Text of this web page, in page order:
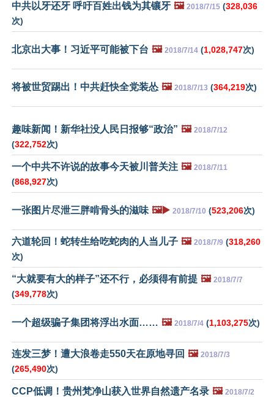
中共以牙还牙 呼吁百姓出钱为其镶牙 🖼️ 2018/7/15 (328,036
次)
北京出大事！习近平可能被下台 🖼️ 2018/7/14 (1,028,747次)
将被世贸踢出！中共赶快全党装怂 🖼️ 2018/7/13 (364,219次)
趣味新闻！新华社没人民日报够“政治” 🖼️ 2018/7/12
(322,752次)
一个中共不许说的故事今天被川普关注 🖼️ 2018/7/11
(868,927次)
一张图片尽泄三胖啃骨头的滋味 🖼️▶️ 2018/7/10 (523,206次)
六道轮回！蛇转生给吃蛇肉的人当儿子 🖼️ 2018/7/9 (318,260
次)
“大就要有大的样子”还不行，必须得有前提 🖼️ 2018/7/7
(349,778次)
一个超级骗子集团将浮出水面…… 🖼️ 2018/7/4 (1,103,275次)
连发三梦！遭大浪卷走550天在原地寻回 🖼️ 2018/7/3
(265,490次)
CCP低调！贵州梵净山获入世界自然遗产名录 🖼️ 2018/7/2